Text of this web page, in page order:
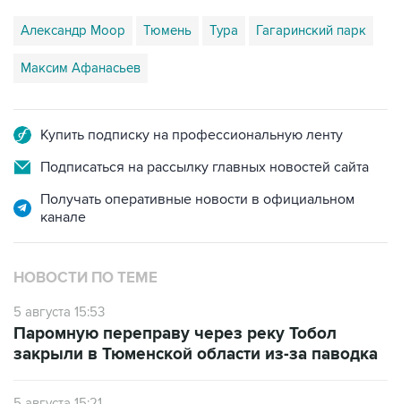
Александр Моор Тюмень Тура Гагаринский парк
Максим Афанасьев
Купить подписку на профессиональную ленту
Подписаться на рассылку главных новостей сайта
Получать оперативные новости в официальном
канале
НОВОСТИ ПО ТЕМЕ
5 августа 15:53
Паромную переправу через реку Тобол
закрыли в Тюменской области из-за паводка